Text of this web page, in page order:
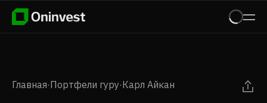
Главная·Портфели гуру·Карл Айкан